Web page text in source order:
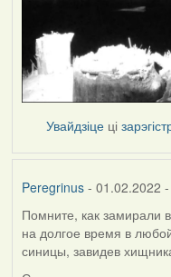
Увайдзіце ці
Peregrinus- 01.02.2022 -
Помните, как замирали
на долгое время в
синицы, завидев